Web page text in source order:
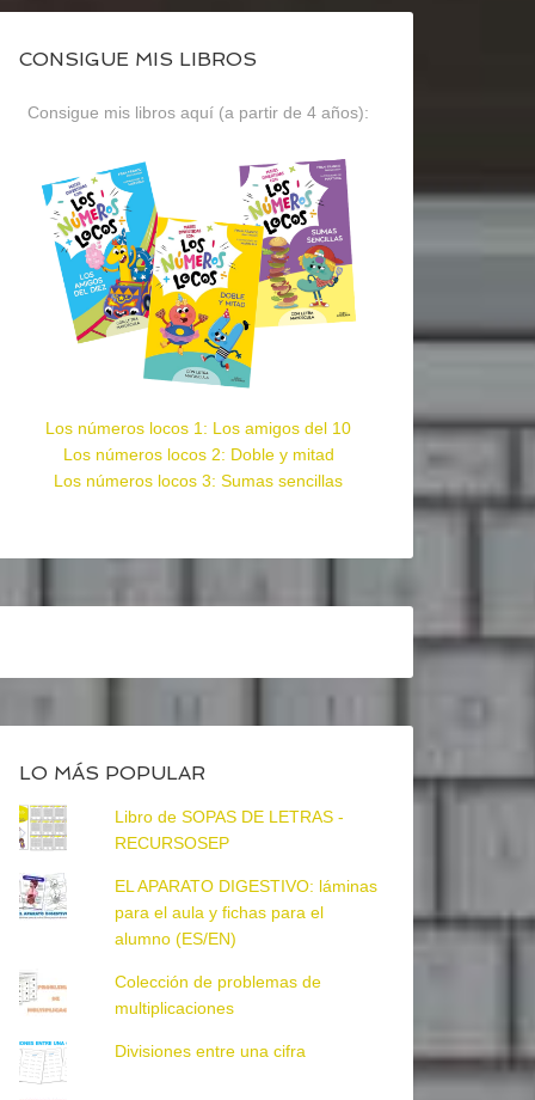
CONSIGUE MIS LIBROS
Consigue mis libros aquí (a partir de 4 años):
Los números locos 1: Los amigos del 10
Los números locos 2: Doble y mitad
Los números locos 3: Sumas sencillas
LO MÁS POPULAR
Libro de SOPAS DE LETRAS -
RECURSOSEP
EL APARATO DIGESTIVO: láminas
para el aula y fichas para el
alumno (ES/EN)
Colección de problemas de
multiplicaciones
Divisiones entre una cifra